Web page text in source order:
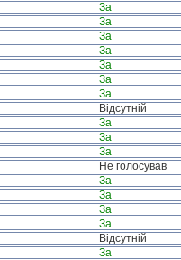
За
За
За
За
За
За
За
Відсутній
За
За
За
Не голосував
За
За
За
За
Відсутній
За